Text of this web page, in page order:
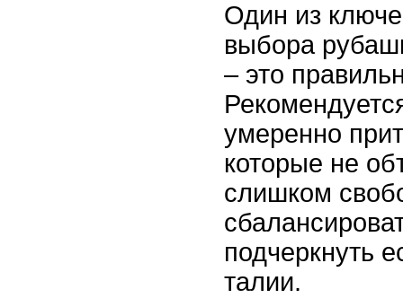
Один из
выбора
– это
умеренно
которые не
слишком
подчеркнуть
талии.